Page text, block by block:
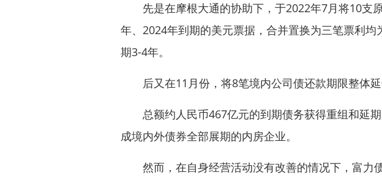
先是在摩根大通的协助下，于2022年7月将10支
年、2024年到期的美元票据，合并置换为三笔票利均
期3-4年。
后又在11月份，将8笔境内公司债还款期限整体延
总额约人民币467亿元的到期债务获得重组和延期
成境内外债券全部展期的内房企业。
然而，在自身经营活动没有改善的情况下，富力债